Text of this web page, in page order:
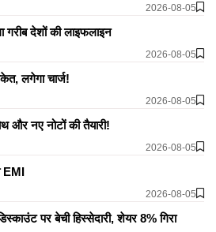
2026-08-05
गरीब देशों की लाइफलाइन
2026-08-05
लगेगा चार्ज!
2026-08-05
और नए नोटों की तैयारी!
2026-08-05
EMI
2026-08-05
पर बेची हिस्सेदारी, शेयर 8% गिरा